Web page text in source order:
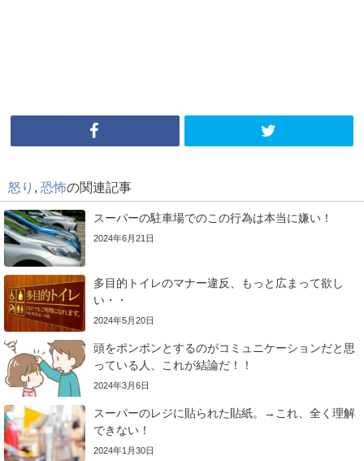
怒り 恐怖の関連記事
スーパーの駐車場でのこの行為は本当に嫌い！
2024年6月21日
多目的トイレのマナー違反、もっと広まって欲し
い・・
2024年5月20日
頭をポンポンとするのがコミュニケーションだと思
っている人、これが結論だ！！
2024年3月6日
スーパーのレジに貼られた貼紙。→これ、全く理解
できない！
2024年1月30日